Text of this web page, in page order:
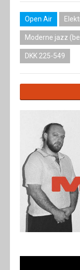
Open Air
Moderne jazz
DKK 225-549